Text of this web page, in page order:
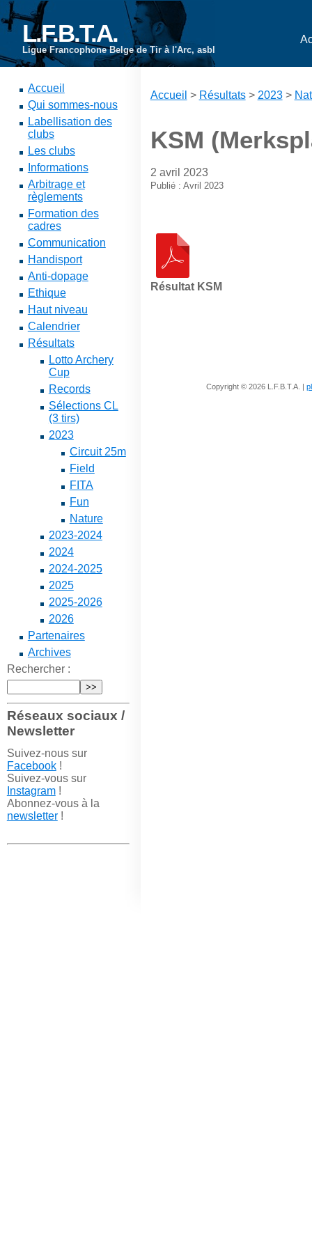
L.F.B.T.A.
Ligue Francophone Belge de Tir à l'Arc, asbl
Accueil
Qui sommes-nous
Labellisation des
clubs
Les clubs
Informations
Arbitrage et
règlements
Formation des
cadres
Communication
Handisport
Anti-dopage
Ethique
Haut niveau
Calendrier
Résultats
Lotto Archery
Cup
Records
Sélections CL
(3 tirs)
2023
Circuit 25m
Field
FITA
Fun
Nature
2023-2024
2024
2024-2025
2025
2025-2026
2026
Partenaires
Archives
Rechercher :
Réseaux sociaux /
Newsletter
Suivez-nous sur
Facebook!
Suivez-vous sur
Instagram!
Abonnez-vous à la
newsletter!
Accueil > Résultats> 2023>
KSM
2 avril 2023
Publié : Avril 2023
Résultat KSM
Copyright © 2026 L.F.B.T.A. |